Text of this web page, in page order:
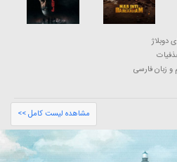
دوبلاژ
و زبان فارسی
مشاهده لیست کامل >>